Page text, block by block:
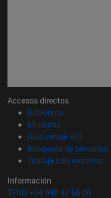
Accesos directos
Biblioteca
Mi correo(abre en
Aula virtual ADI
Búsqueda de personas
Trabaja con nosotros
Información
TFNO +34 948 42 56 00